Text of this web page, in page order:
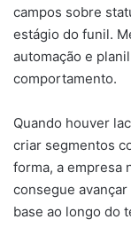
campos sobre
estágio do funil.
automação e
comportamento.
Quando houver
criar segmentos
forma, a empresa
consegue
base ao longo do